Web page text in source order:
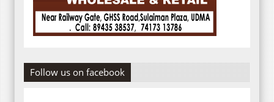
Follow us on facebook